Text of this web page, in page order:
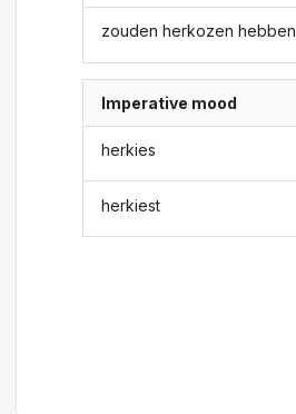
zouden herkozen hebben
Imperative mood
herkies
herkiest